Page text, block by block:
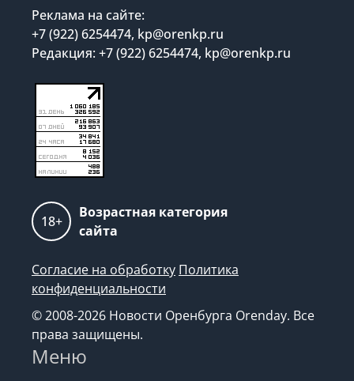
Реклама на сайте:
+7 (922) 6254474, kp@orenkp.ru
Редакция: +7 (922) 6254474, kp@orenkp.ru
18+
Возрастная категория
сайта
Согласие на обработку Политика
конфиденциальности
© 2008-2026 Новости Оренбурга Orenday. Все
права защищены.
Меню